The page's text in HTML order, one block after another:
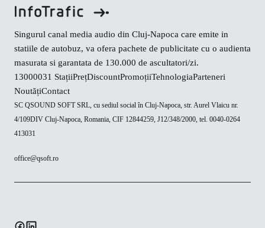
Singurul canal media audio din Cluj-Napoca care emite in
statiile de autobuz, va ofera pachete de publicitate cu o audienta
masurata si garantata de 130.000 de ascultatori/zi.
13000031 StațiiPrețDiscountPromoțiiTehnologiaParteneri
NoutățiContact
SC QSOUND SOFT SRL, cu sediul social în Cluj-Napoca, str. Aurel Vlaicu nr.
4/109DIV Cluj-Napoca, Romania, CIF 12844259, J12/348/2000, tel. 0040-0264
413031
office@qsoft.ro